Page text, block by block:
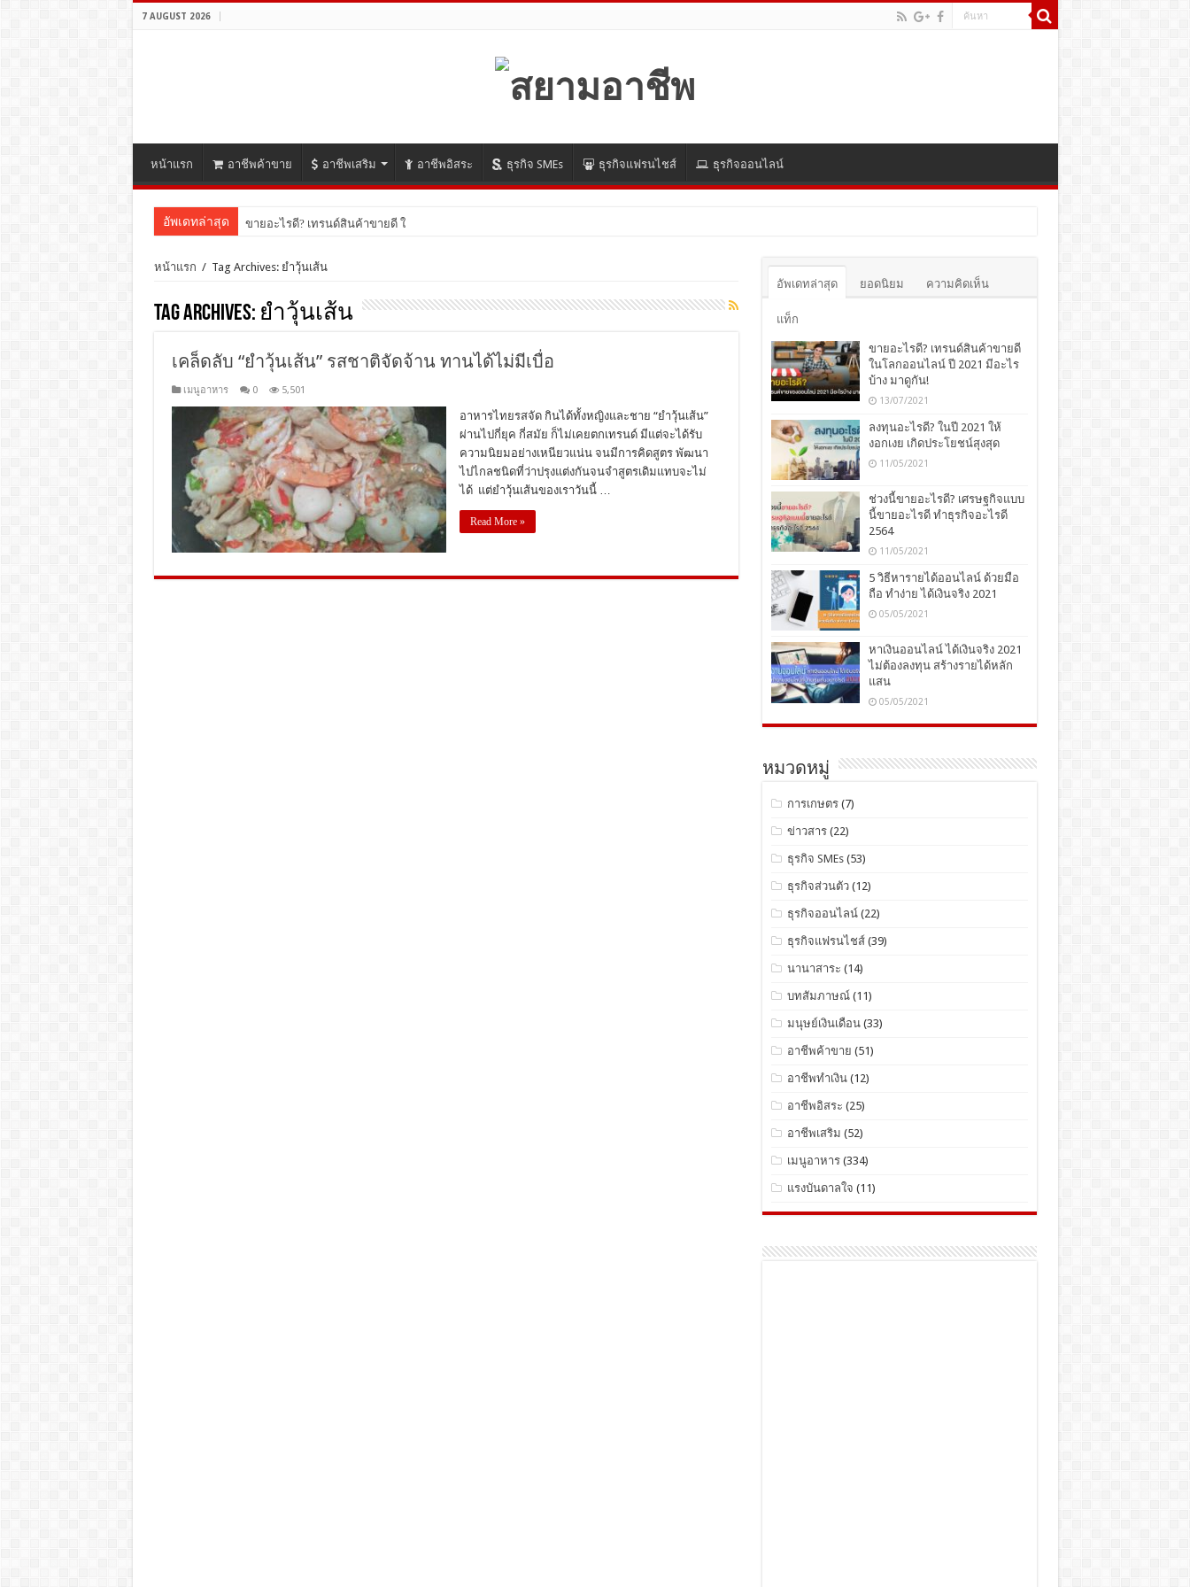
7 AUGUST 2026
หน้าแรก อาชีพค้าขาย อาชีพเสริม อาชีพอิสระ ธุรกิจ SMEs ธุรกิจแฟรนไชส์ ธุรกิจออนไลน์
อัพเดทล่าสุด ขายอะไรดี? เทรนด์สินค้าขายดี ในโลกออนไลน์ ปี 2021 ม
หน้าแรก / Tag Archives: ยำวุ้นเส้น
Tag Archives: ยำวุ้นเส้น
เคล็ดลับ “ยำวุ้นเส้น” รสชาติจัดจ้าน ทานได้ไม่มีเบื่อ
เมนูอาหาร 0 5,501
อาหารไทยรสจัด กินได้ทั้งหญิงและชาย “ยำวุ้นเส้น”
ผ่านไปกี่ยุค กี่สมัย ก็ไม่เคยตกเทรนด์ มีแต่จะได้รับ
ความนิยมอย่างเหนียวแน่น จนมีการคิดสูตร พัฒนา
ไปไกลชนิดที่ว่าปรุงแต่งกันจนจำสูตรเดิมแทบจะไม่
ได้ แต่ยำวุ้นเส้นของเราวันนี้ …
Read More »
อัพเดทล่าสุด ยอดนิยม ความคิดเห็น
แท็ก
ขายอะไรดี? เทรนด์สินค้าขายดี
ในโลกออนไลน์ ปี 2021 มีอะไร
บ้าง มาดูกัน!
13/07/2021
ลงทุนอะไรดี? ในปี 2021 ให้
งอกเงย เกิดประโยชน์สุงสุด
11/05/2021
ช่วงนี้ขายอะไรดี? เศรษฐกิจแบบ
นี้ขายอะไรดี ทำธุรกิจอะไรดี
2564
11/05/2021
5 วิธีหารายได้ออนไลน์ ด้วยมือ
ถือ ทำง่าย ได้เงินจริง 2021
05/05/2021
หาเงินออนไลน์ ได้เงินจริง 2021
ไม่ต้องลงทุน สร้างรายได้หลัก
แสน
05/05/2021
หมวดหมู่
การเกษตร (7)
ข่าวสาร (22)
ธุรกิจ SMEs (53)
ธุรกิจส่วนตัว (12)
ธุรกิจออนไลน์ (22)
ธุรกิจแฟรนไชส์ (39)
นานาสาระ (14)
บทสัมภาษณ์ (11)
มนุษย์เงินเดือน (33)
อาชีพค้าขาย (51)
อาชีพทำเงิน (12)
อาชีพอิสระ (25)
อาชีพเสริม (52)
เมนูอาหาร (334)
แรงบันดาลใจ (11)